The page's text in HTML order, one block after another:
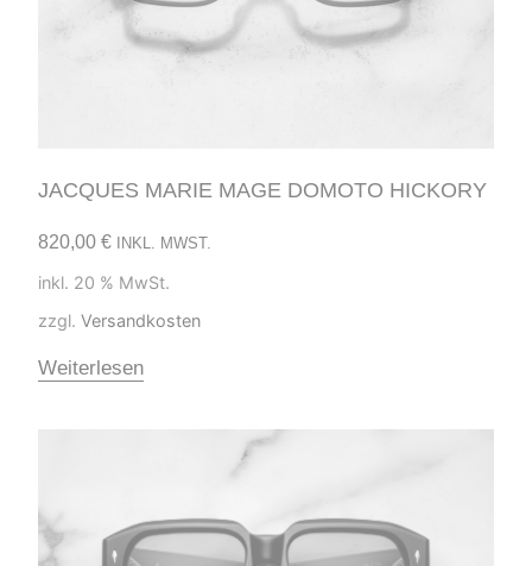
JACQUES MARIE MAGE DOMOTO HICKORY
820,00 € INKL. MWST.
inkl. 20 % MwSt.
zzgl. Versandkosten
Weiterlesen